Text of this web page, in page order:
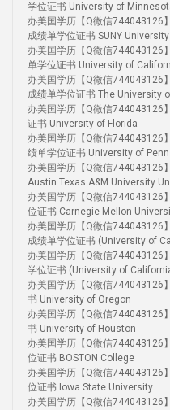
学位证书 University of
办美国学历【Q微信744043126
成绩单学位证书 SUNY
办美国学历【Q微信744043126
单学位证书 University of
办美国学历【Q微信744043126
成绩单学位证书 The University
办美国学历【Q微信744043126
证书 University of Florida
办美国学历【Q微信744043126
绩单学位证书 University of
办美国学历【Q微信744043126
Austin Texas A&M University
办美国学历【Q微信744043126
位证书 Carnegie Mellon
办美国学历【Q微信744043126
成绩单学位证书 (University of
办美国学历【Q微信744043126
学位证书 (University of
办美国学历【Q微信744043126
书 University of Oregon
办美国学历【Q微信744043126
书 University of Houston
办美国学历【Q微信744043126
位证书 BOSTON College
办美国学历【Q微信744043126
位证书 Iowa State University
办美国学历【Q微信744043126